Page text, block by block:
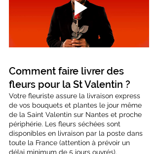
Comment faire livrer des
fleurs pour la St Valentin ?
Votre fleuriste assure la livraison express
de vos bouquets et plantes le jour même
de la Saint Valentin sur Nantes et proche
périphérie. Les fleurs séchées sont
disponibles en livraison par la poste dans
toute la France (attention à prévoir un
délai minimum de 5 jours ouvrés).